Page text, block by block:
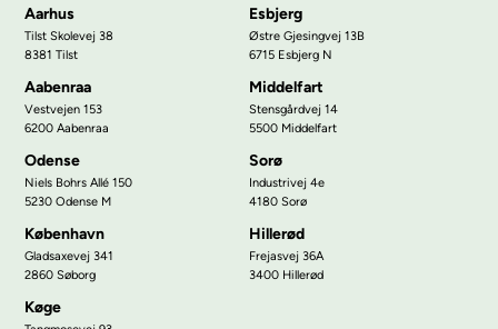
Aarhus
Tilst Skolevej 38
8381 Tilst
Esbjerg
Østre Gjesingvej 13B
6715 Esbjerg N
Aabenraa
Vestvejen 153
6200 Aabenraa
Middelfart
Stensgårdvej 14
5500 Middelfart
Odense
Niels Bohrs Allé 150
5230 Odense M
Sorø
Industrivej 4e
4180 Sorø
København
Gladsaxevej 341
2860 Søborg
Hillerød
Frejasvej 36A
3400 Hillerød
Køge